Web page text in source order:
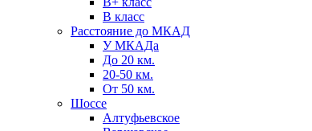
В класс
Расстояние до МКАД
У МКАДа
До 20 км.
20-50 км.
От 50 км.
Шоссе
Алтуфьевское